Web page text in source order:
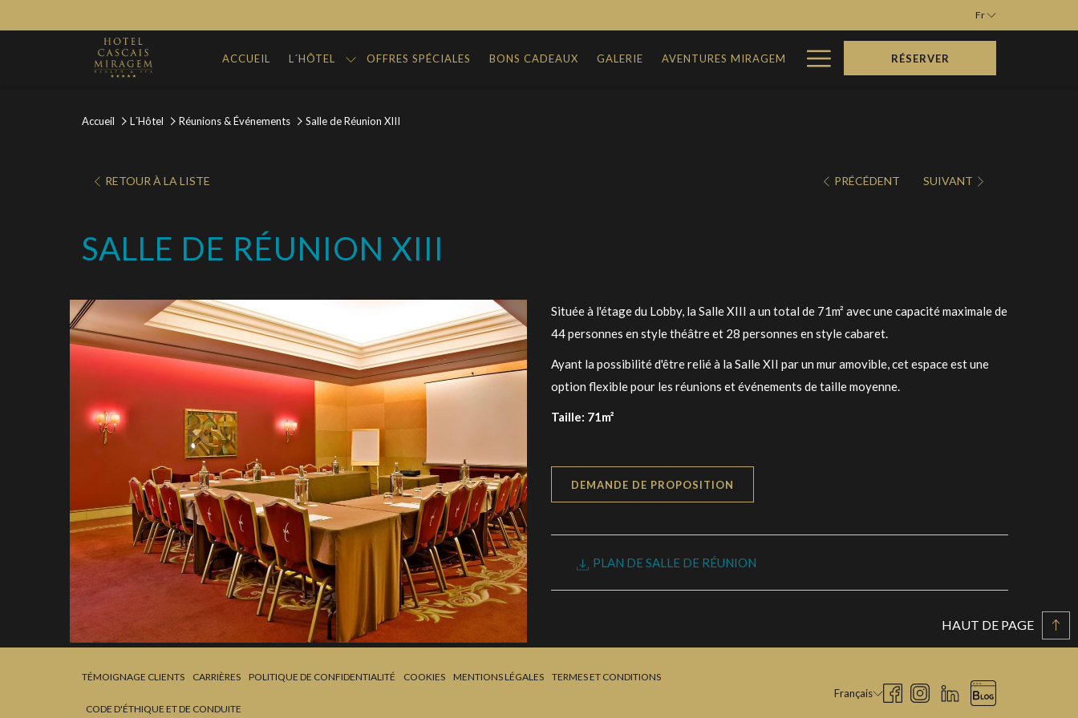
Fr
ACCUEIL L´HÔTEL OFFRES SPÉCIALES BONS CADEAUX GALERIE AVENTURES MIRAGEM Hamburger
Menu
RÉSERVER
Accueil L´Hôtel Réunions & Événements Salle de Réunion XIII
RETOUR À LA LISTE PRÉCÉDENT SUIVANT
SALLE DE RÉUNION XIII
Située à l'étage du Lobby, la Salle XIII a un total de 71m² avec une capacité maximale de
44 personnes en style théâtre et 28 personnes en style cabaret.
Ayant la possibilité d'être relié à la Salle XII par un mur amovible, cet espace est une
option flexible pour les réunions et événements de taille moyenne.
Taille: 71m²
DEMANDE DE PROPOSITION
PLAN DE SALLE DE RÉUNION
HAUT DE PAGE
TÉMOIGNAGE CLIENTS CARRIÈRES POLITIQUE DE CONFIDENTIALITÉ COOKIES MENTIONS LÉGALES TERMES ET CONDITIONS
CODE D'ÉTHIQUE ET DE CONDUITE
Français